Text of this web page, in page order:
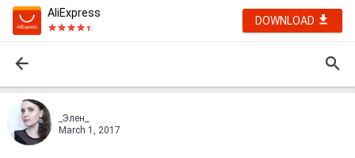
AliExpress
DOWNLOAD
_Элен_
March 1, 2017